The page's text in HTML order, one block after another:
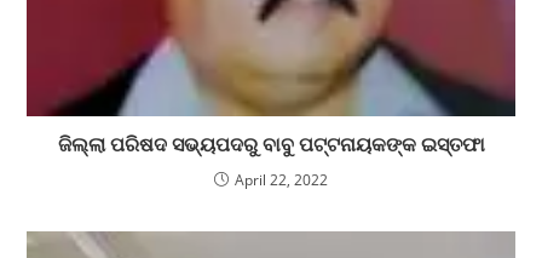
ଜିଲ୍ଲା ପରିଷଦ ସଭ୍ୟପଦରୁ ବାବୁ ପଟ୍ଟନାୟକଙ୍କ ଇସ୍ତଫା
April 22, 2022